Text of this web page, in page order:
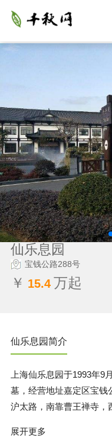
仙乐息园
宝钱公路288号
￥ 15.4 万起
仙乐息园简介
上海仙乐息园于1993年9
墓，经营地址嘉定区宝钱
沪太路，南靠曹王禅寺，
号线嘉定站10公里，公交
展开更多